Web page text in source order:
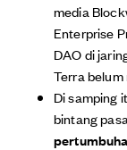
media
Enterprise
DAO di
Terra
Di samping
bintang